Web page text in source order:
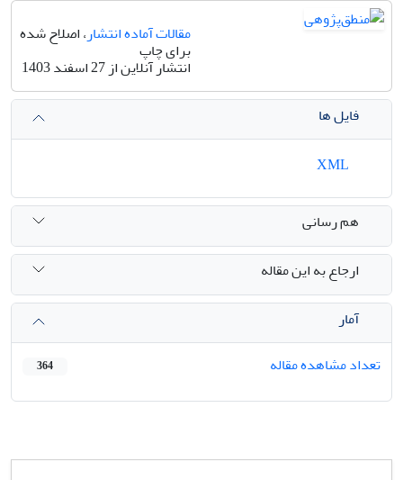
مقالات آماده انتشار، اصلاح شده
برای چاپ
انتشار آنلاین از 27 اسفند 1403
فایل ها
هم رسانی
ارجاع به این مقاله
آمار
تعداد مشاهده مقاله
364